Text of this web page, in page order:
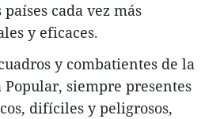
cada vez más
y eficaces.
y combatientes de la
siempre presentes
difíciles y peligrosos,